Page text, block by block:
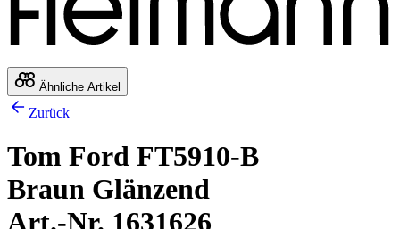
Ähnliche Artikel
Zurück
Tom Ford FT5910-B
Braun Glänzend
Art.-Nr. 1631626